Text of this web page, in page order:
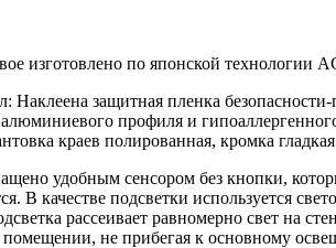
изготовлено по японской технологии
Наклеена защитная пленка
алюминиевого профиля и
краев полированная, кромка
удобным сенсором без кнопки,
В качестве подсветки используется
рассеивает равномерно свет на
не прибегая к основному